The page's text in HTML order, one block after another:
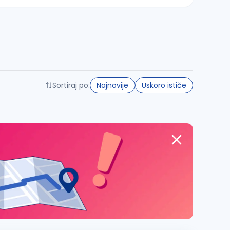
Sortiraj po: Najnovije Uskoro ističe